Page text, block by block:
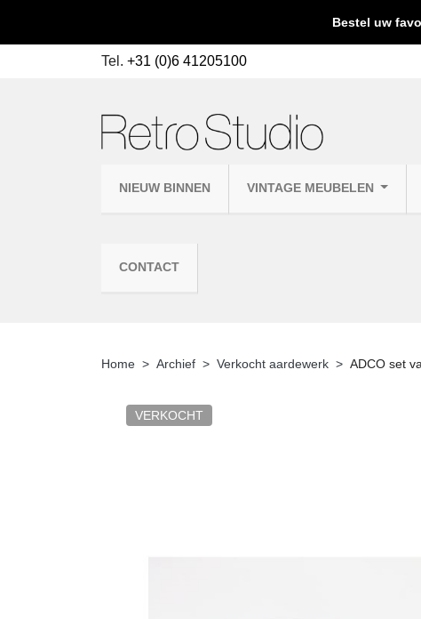
Bestel uw
Tel. +31 (0)6 41205100
NIEUW BINNEN VINTAGE MEUBELEN
CONTACT
Home Archief Verkocht aardewerk ADCO set
VERKOCHT